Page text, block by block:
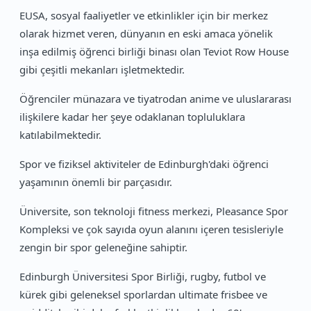
EUSA, sosyal faaliyetler ve etkinlikler için bir merkez
olarak hizmet veren, dünyanın en eski amaca yönelik
inşa edilmiş öğrenci birliği binası olan Teviot Row House
gibi çeşitli mekanları işletmektedir.
Öğrenciler münazara ve tiyatrodan anime ve uluslararası
ilişkilere kadar her şeye odaklanan topluluklara
katılabilmektedir.
Spor ve fiziksel aktiviteler de Edinburgh'daki öğrenci
yaşamının önemli bir parçasıdır.
Üniversite, son teknoloji fitness merkezi, Pleasance Spor
Kompleksi ve çok sayıda oyun alanını içeren tesisleriyle
zengin bir spor geleneğine sahiptir.
Edinburgh Üniversitesi Spor Birliği, rugby, futbol ve
kürek gibi geleneksel sporlardan ultimate frisbee ve